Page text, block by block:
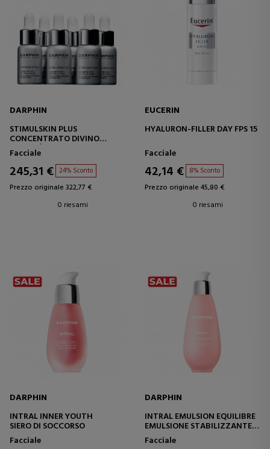
DARPHIN
STIMULSKIN PLUS
CONCENTRATO DIVINO
ANTIETÀ 28 GIORNI
Facciale
245,31 € 24% Sconto
Prezzo originale 322,77 €
0 riesami
EUCERIN
HYALURON-FILLER DAY FPS 15
Facciale
42,14 € 8% Sconto
Prezzo originale 45,80 €
0 riesami
DARPHIN
INTRAL INNER YOUTH
SIERO DI SOCCORSO
Facciale
DARPHIN
INTRAL EMULSION EQUILIBRE
EMULSIONE STABILIZZANTE
ATTIVA
Facciale